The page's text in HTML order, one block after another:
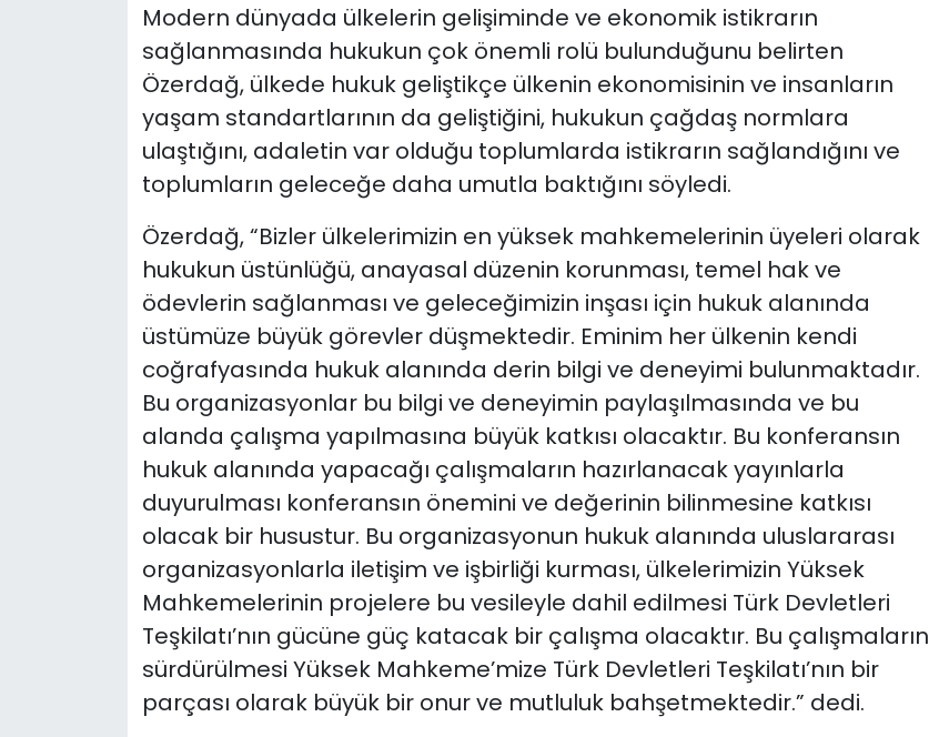
Modern dünyada ülkelerin gelişiminde ve ekonomik istikrarın
sağlanmasında hukukun çok önemli rolü bulunduğunu belirten
Özerdağ, ülkede hukuk geliştikçe ülkenin ekonomisinin ve insanların
yaşam standartlarının da geliştiğini, hukukun çağdaş normlara
ulaştığını, adaletin var olduğu toplumlarda istikrarın sağlandığını ve
toplumların geleceğe daha umutla baktığını söyledi.
Özerdağ, “Bizler ülkelerimizin en yüksek mahkemelerinin üyeleri olarak
hukukun üstünlüğü, anayasal düzenin korunması, temel hak ve
ödevlerin sağlanması ve geleceğimizin inşası için hukuk alanında
üstümüze büyük görevler düşmektedir. Eminim her ülkenin kendi
coğrafyasında hukuk alanında derin bilgi ve deneyimi bulunmaktadır.
Bu organizasyonlar bu bilgi ve deneyimin paylaşılmasında ve bu
alanda çalışma yapılmasına büyük katkısı olacaktır. Bu konferansın
hukuk alanında yapacağı çalışmaların hazırlanacak yayınlarla
duyurulması konferansın önemini ve değerinin bilinmesine katkısı
olacak bir husustur. Bu organizasyonun hukuk alanında uluslararası
organizasyonlarla iletişim ve işbirliği kurması, ülkelerimizin Yüksek
Mahkemelerinin projelere bu vesileyle dahil edilmesi Türk Devletleri
Teşkilatı’nın gücüne güç katacak bir çalışma olacaktır. Bu çalışmaların
sürdürülmesi Yüksek Mahkeme’mize Türk Devletleri Teşkilatı’nın bir
parçası olarak büyük bir onur ve mutluluk bahşetmektedir.” dedi.